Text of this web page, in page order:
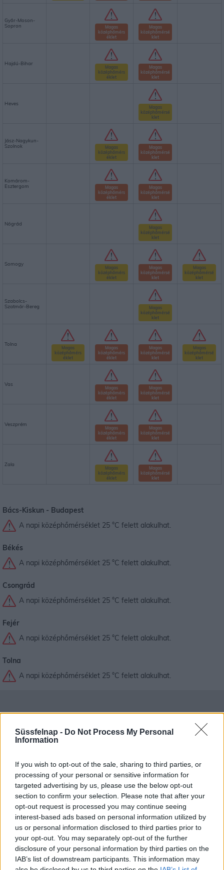
Süssfelnap - Do Not Process My Personal
Information
If you wish to opt-out of the sale, sharing to third parties, or
processing of your personal or sensitive information for
targeted advertising by us, please use the below opt-out
section to confirm your selection. Please note that after your
opt-out request is processed you may continue seeing
interest-based ads based on personal information utilized by
us or personal information disclosed to third parties prior to
your opt-out. You may separately opt-out of the further
disclosure of your personal information by third parties on the
IAB’s list of downstream participants. This information may
Győr-Moson-
Sopron
Magas
középhőmérs
éklet
Magas
középhőmérsé
klet
Hajdú-Bihar
Magas
középhőmérs
éklet
Magas
középhőmérsé
klet
Heves
Magas
középhőmérsé
klet
Jász-Nagykun-
Szolnok
Magas
középhőmérs
éklet
Magas
középhőmérsé
klet
Komárom-
Esztergom
Magas
középhőmérs
éklet
Magas
középhőmérsé
klet
Nógrád
Magas
középhőmérsé
klet
Somogy
Magas
középhőmérs
éklet
Magas
középhőmérsé
klet
Magas
középhőmérsé
klet
Szabolcs-
Szatmár-Bereg
Magas
középhőmérsé
klet
Tolna
Magas
középhőmérs
éklet
Magas
középhőmérs
éklet
Magas
középhőmérsé
klet
Magas
középhőmérsé
klet
Vas
Magas
középhőmérs
éklet
Magas
középhőmérsé
klet
Veszprém
Magas
középhőmérs
éklet
Magas
középhőmérsé
klet
Zala
Magas
középhőmérs
éklet
Magas
középhőmérsé
klet
Bács-Kiskun - Budapest
A napi középhőmérséklet 25 °C felett alakulhat.
Békés
A napi középhőmérséklet 25 °C felett alakulhat.
Csongrád
A napi középhőmérséklet 25 °C felett alakulhat.
Fejér
A napi középhőmérséklet 25 °C felett alakulhat.
Tolna
A napi középhőmérséklet 25 °C felett alakulhat.
Budapest időjárás előrejelzése 30
Aug 09. Aug 10. Aug 11. Aug 12. Aug 13. Aug 14.